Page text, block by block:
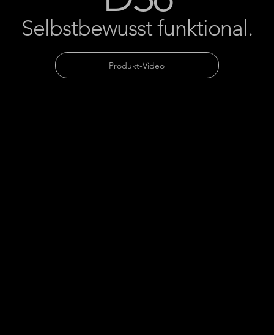
Selbstbewusst funktional.
Produkt-Video